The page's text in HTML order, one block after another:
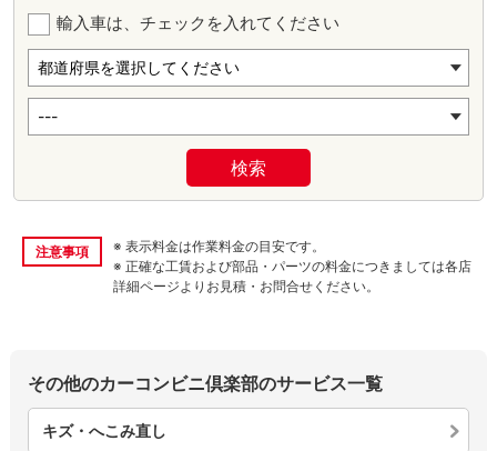
輸入車は、チェックを入れてください
検索
注意事項
※ 表示料金は作業料金の目安です。
※ 正確な工賃および部品・パーツの料金につきましては各店
詳細ページよりお見積・お問合せください。
その他のカーコンビニ倶楽部のサービス一覧
キズ・へこみ直し